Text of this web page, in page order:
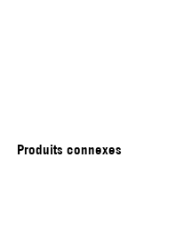
Produits connexes